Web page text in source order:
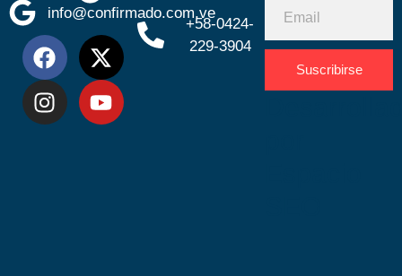
info@confirmado.com.ve
+58-0424-
229-3904
Suscribirse